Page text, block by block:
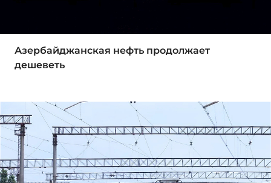
Азербайджанская нефть продолжает
дешеветь